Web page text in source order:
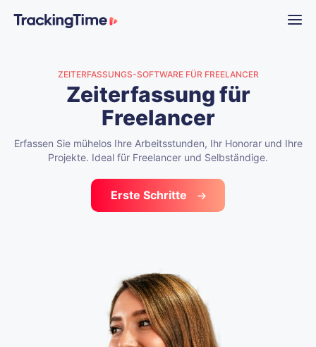
ZEITERFASSUNGS-SOFTWARE FÜR FREELANCER
Zeiterfassungfür
Freelancer
Erfassen Sie mühelos Ihre Arbeitsstunden, Ihr Honorar und Ihre
Projekte. Ideal für Freelancer und Selbständige.
Erste Schritte